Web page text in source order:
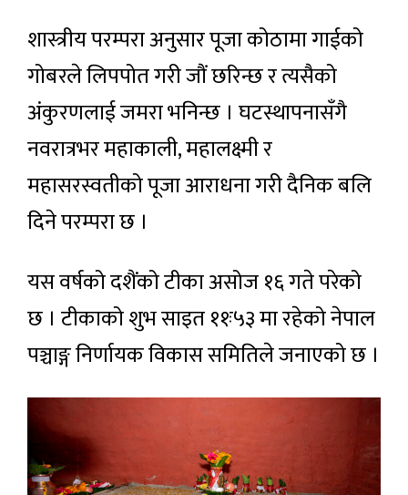
शास्त्रीय परम्परा अनुसार पूजा कोठामा गाईको
गोबरले लिपपोत गरी जौं छरिन्छ र त्यसैको
अंकुरणलाई जमरा भनिन्छ । घटस्थापनासँगै
नवरात्रभर महाकाली, महालक्ष्मी र
महासरस्वतीको पूजा आराधना गरी दैनिक बलि
दिने परम्परा छ ।
यस वर्षको दशैंको टीका असोज १६ गते परेको
छ । टीकाको शुभ साइत ११ः५३ मा रहेको नेपाल
पञ्चाङ्ग निर्णायक विकास समितिले जनाएको छ ।